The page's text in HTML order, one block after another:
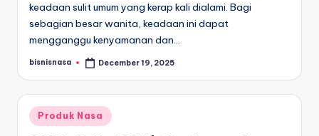
keadaan sulit umum yang kerap kali dialami. Bagi
sebagian besar wanita, keadaan ini dapat
mengganggu kenyamanan dan…
Posted
bisnisnasa December 19, 2025
Posted
in
Produk Nasa